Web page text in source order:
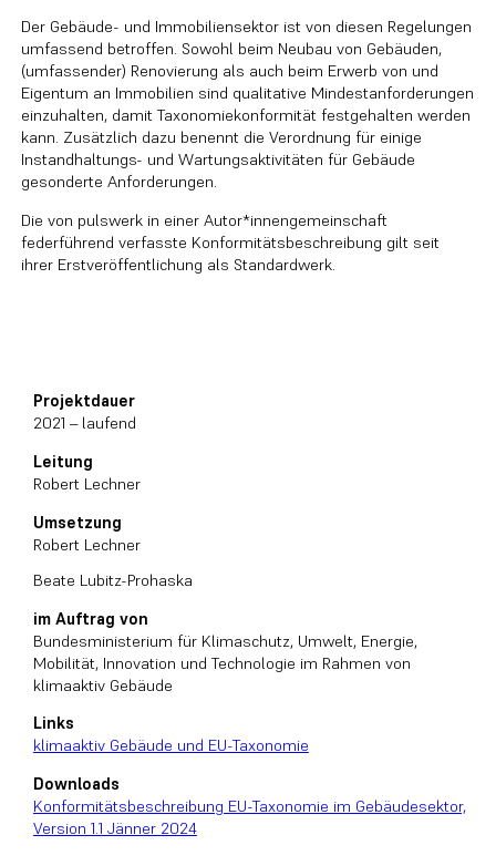
Der Gebäude- und Immobiliensektor ist von diesen Regelungen
umfassend betroffen. Sowohl beim Neubau von Gebäuden,
(umfassender) Renovierung als auch beim Erwerb von und
Eigentum an Immobilien sind qualitative Mindestanforderungen
einzuhalten, damit Taxonomiekonformität festgehalten werden
kann. Zusätzlich dazu benennt die Verordnung für einige
Instandhaltungs- und Wartungsaktivitäten für Gebäude
gesonderte Anforderungen.
Die von pulswerk in einer Autor*innengemeinschaft
federführend verfasste Konformitätsbeschreibung gilt seit
ihrer Erstveröffentlichung als Standardwerk.
Projektdauer
2021 – laufend
Leitung
Robert Lechner
Umsetzung
Robert Lechner
Beate Lubitz-Prohaska
im Auftrag von
Bundesministerium für Klimaschutz, Umwelt, Energie,
Mobilität, Innovation und Technologie im Rahmen von
klimaaktiv Gebäude
Links
klimaaktiv Gebäude und EU-Taxonomie
Downloads
Konformitätsbeschreibung EU-Taxonomie im Gebäudesektor,
Version 1.1 Jänner 2024